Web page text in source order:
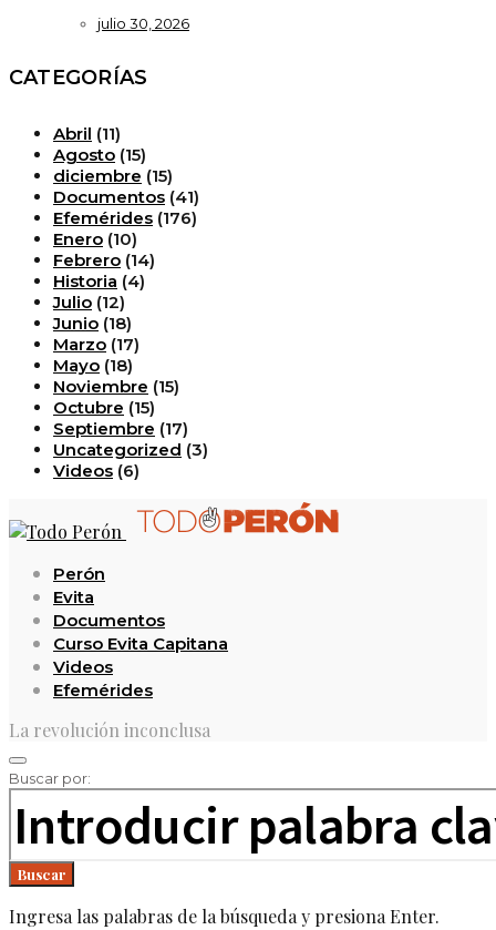
julio 30, 2026
CATEGORÍAS
Abril (11)
Agosto (15)
diciembre (15)
Documentos (41)
Efemérides (176)
Enero (10)
Febrero (14)
Historia (4)
Julio (12)
Junio (18)
Marzo (17)
Mayo (18)
Noviembre (15)
Octubre (15)
Septiembre (17)
Uncategorized (3)
Videos (6)
Perón
Evita
Documentos
Curso Evita Capitana
Videos
Efemérides
La revolución inconclusa
Buscar por:
Buscar
Ingresa las palabras de la búsqueda y presiona Enter.